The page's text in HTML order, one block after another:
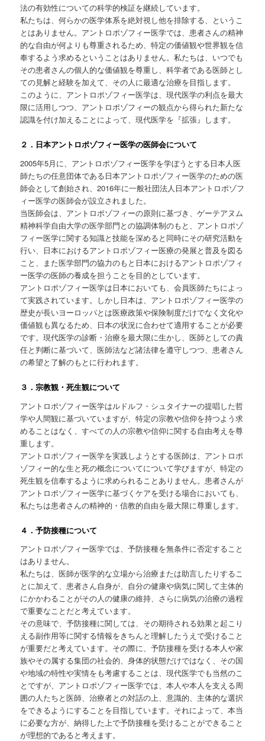
法の有効性についての科学的検証を継続しています。
私たちは、何らかの医学体系を絶対視し他を排除する、というこ
とはありません。アントロポゾフィー医学では、患者さんの精神
的な自由が何よりも尊重されるため、特定の価値観や世界観を信
奉するよう求めるということはありません。私たちは、いつでも
その患者さんの個人的な価値観を尊重し、科学者である医師とし
ての見解と経験を加えて、その人に最適な治療を目指します。
このように、アントロポゾフィー医学は、現代医学の利点を最大
限に活用しつつ、アントロポゾフィーの観点から得られた新たな
認識を付け加えることによって、現代医学を『拡張』します。
２．日本アントロポゾフィー医学の医師会について
2005年5月に、アントロポゾフィー医学を学ぼうとする日本人医
師たちの任意団体である日本アントロポゾフィー医学のための医
師会として創始され、2016年に一般社団法人日本アントロポゾフ
ィー医学の医師会が設立されました。
当医師会は、アントロポゾフィーの原則に基づき、ゲーテアヌム
精神科学自由大学の医学部門との協調体制のもと、アントロポゾ
フィー医学に関する知識と技能を深めると同時にその研究活動を
行い、日本におけるアントロポゾフィー医療の発展と普及を図る
こと、また医学部門の協力のもと日本におけるアントロポゾフィ
ー医学の医師の養成を担うことを目的としています。
アントロポゾフィー医学は日本においても、会員医師たちによっ
て実践されています。しかし日本は、アントロポゾフィー医学の
歴史が長いヨーロッパとは医療政策や保険制度だけでなく文化や
価値観も異なるため、日本の状況に合わせて適用することが必要
です。現代医学の診断・治療を最大限に生かし、医師としての責
任と判断に基づいて、医師法など諸法律を遵守しつつ、患者さん
の希望と了解のもとに行われます。
３．宗教観・死生観について
アントロポゾフィー医学はルドルフ・シュタイナーの提唱した哲
学や人間観に基づいていますが、特定の宗教や信仰を持つよう求
めることはなく、すべての人の宗教や信仰に関する自由考えを尊
重します。
アントロポゾフィー医学を実践しようとする医師は、アントロポ
ゾフィー的な生と死の概念についてについて学びますが、特定の
死生観を信奉するように求められることありません。患者さんが
アントロポゾフィー医学に基づくケアを受ける場合においても、
私たちは患者さんの精神的・信教的自由を最大限に尊重します。
４．予防接種について
アントロポゾフィー医学では、予防接種を無条件に否定すること
はありません。
私たちは、医師が医学的な立場から治療または助言したりするこ
とに加えて、患者さん自身が、自分の健康や病気に関して主体的
にかかわることがその人の健康の維持、さらに病気の治療の過程
で重要なことだと考えています。
その意味で、予防接種に関しては、その期待される効果と起こり
える副作用等に関する情報をきちんと理解したうえで受けること
が重要だと考えています。その際に、予防接種を受ける本人や家
族やその属する集団の社会的、身体的状態だけではなく、その国
や地域の特性や実情をも考慮することは、現代医学でも当然のこ
とですが、アントロポゾフィー医学では、本人や本人を支える周
囲の人たちと医師、治療者との対話の上、意識的、主体的な選択
をできるようにすることを目指しています。それによって、本当
に必要な方が、納得した上で予防接種を受けることができること
が理想的であると考えます。